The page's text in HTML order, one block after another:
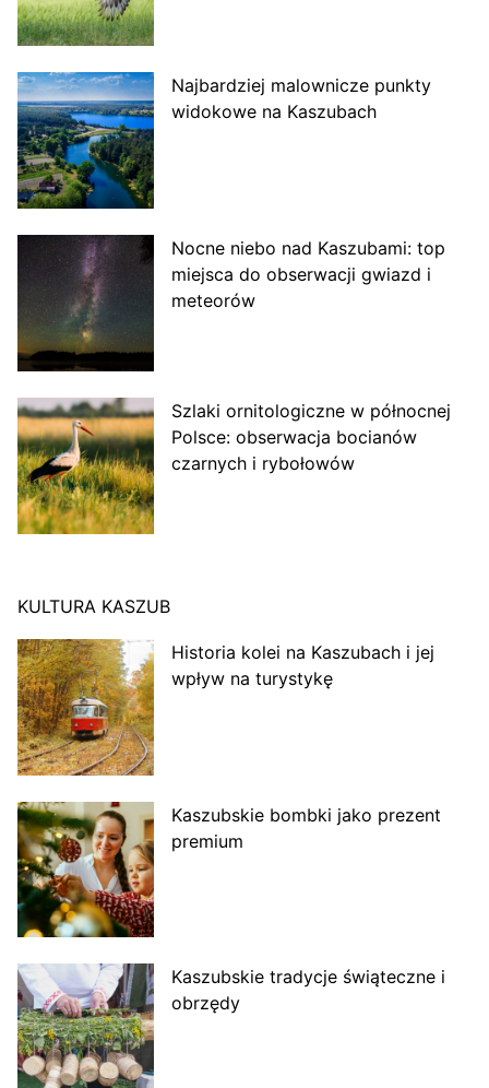
Najbardziej malownicze punkty
widokowe na Kaszubach
Nocne niebo nad Kaszubami: top
miejsca do obserwacji gwiazd i
meteorów
Szlaki ornitologiczne w północnej
Polsce: obserwacja bocianów
czarnych i rybołowów
KULTURA KASZUB
Historia kolei na Kaszubach i jej
wpływ na turystykę
Kaszubskie bombki jako prezent
premium
Kaszubskie tradycje świąteczne i
obrzędy